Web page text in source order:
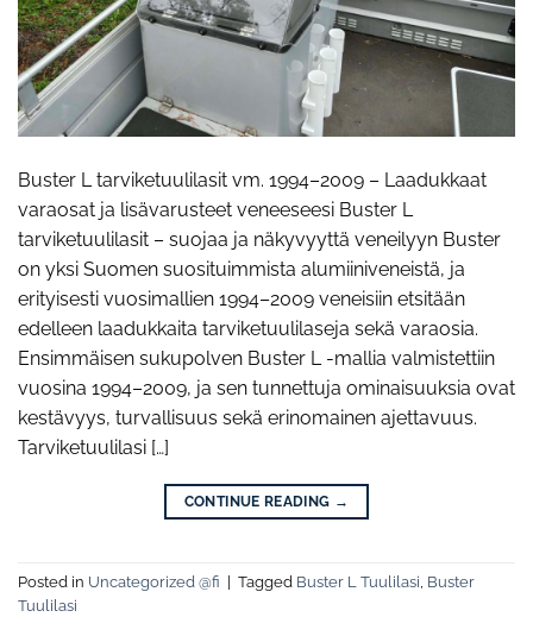
Buster L tarviketuulilasit vm. 1994–2009 – Laadukkaat
varaosat ja lisävarusteet veneeseesi Buster L
tarviketuulilasit – suojaa ja näkyvyyttä veneilyyn Buster
on yksi Suomen suosituimmista alumiiniveneistä, ja
erityisesti vuosimallien 1994–2009 veneisiin etsitään
edelleen laadukkaita tarviketuulilaseja sekä varaosia.
Ensimmäisen sukupolven Buster L -mallia valmistettiin
vuosina 1994–2009, ja sen tunnettuja ominaisuuksia ovat
kestävyys, turvallisuus sekä erinomainen ajettavuus.
Tarviketuulilasi […]
CONTINUE READING →
Posted in Uncategorized @fi Tagged Buster L Tuulilasi, Buster
Tuulilasi